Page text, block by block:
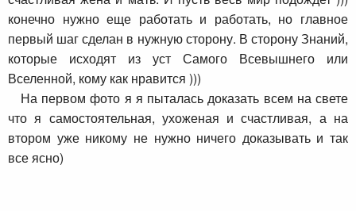
конечно нужно еще работать и работать, но главное
первый шаг сделан в нужную сторону. В сторону Знаний,
которые исходят из уст Самого Всевышнего или
Вселенной, кому как нравится )))
На первом фото я я пыталась доказать всем на свете
что я самостоятельная, ухоженая и счастливая, а на
втором уже никому не нужно ничего доказывать и так
все ясно)